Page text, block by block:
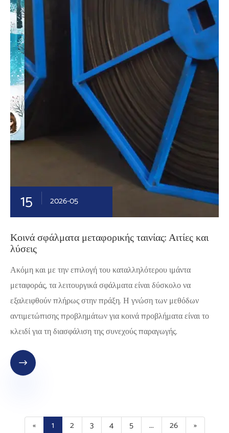
15 2026-05
Κοινά σφάλματα μεταφορικής ταινίας: Αιτίες και
λύσεις
Ακόμη και με την επιλογή του καταλληλότερου ιμάντα
μεταφοράς, τα λειτουργικά σφάλματα είναι δύσκολο να
εξαλειφθούν πλήρως στην πράξη. Η γνώση των μεθόδων
αντιμετώπισης προβλημάτων για κοινά προβλήματα είναι το
κλειδί για τη διασφάλιση της συνεχούς παραγωγής.

« 1 2 3 4 5 ... 26 »